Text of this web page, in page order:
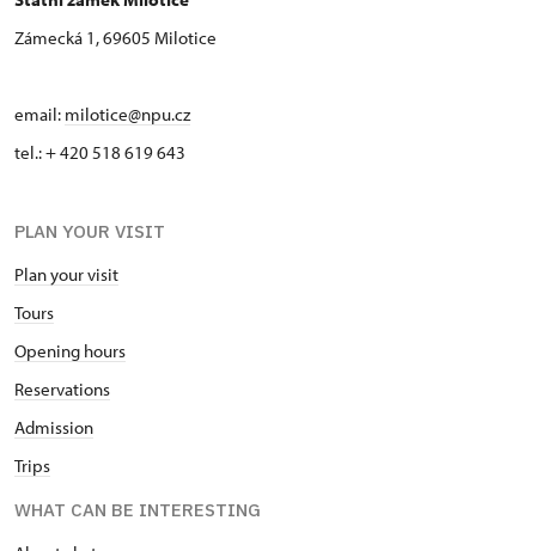
Zámecká 1, 69605 Milotice
email: milotice@npu.cz
tel.: + 420 518 619 643
PLAN YOUR VISIT
Plan your visit
Tours
Opening hours
Reservations
Admission
Trips
WHAT CAN BE INTERESTING